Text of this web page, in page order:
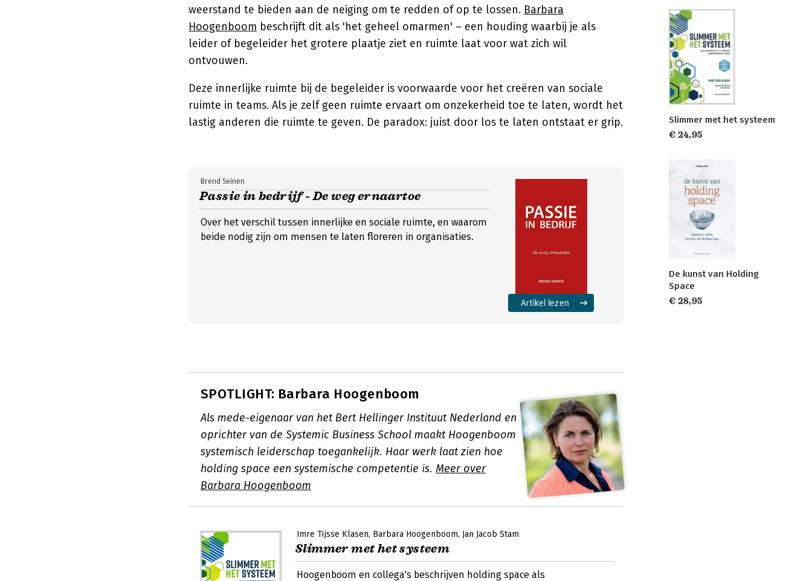
weerstand te bieden aan de neiging om te redden of op te lossen. Barbara
Hoogenboom beschrijft dit als 'het geheel omarmen' – een houding waarbij je als
leider of begeleider het grotere plaatje ziet en ruimte laat voor wat zich wil
ontvouwen.
Deze innerlijke ruimte bij de begeleider is voorwaarde voor het creëren van sociale
ruimte in teams. Als je zelf geen ruimte ervaart om onzekerheid toe te laten, wordt het
lastig anderen die ruimte te geven. De paradox: juist door los te laten ontstaat er grip.
Passie in bedrijf - De weg ernaartoe
Brend Seinen
Over het verschil tussen innerlijke en sociale ruimte, en waarom
beide nodig zijn om mensen te laten floreren in organisaties.
Artikel lezen
SPOTLIGHT: Barbara Hoogenboom
Als mede-eigenaar van het Bert Hellinger Instituut Nederland en
oprichter van de Systemic Business School maakt Hoogenboom
systemisch leiderschap toegankelijk. Haar werk laat zien hoe
holding space een systemische competentie is. Meer over
Barbara Hoogenboom
Imre Tijsse Klasen Barbara Hoogenboom Jan Jacob Stam
Slimmer met het systeem
Hoogenboom en collega's beschrijven holding space als
Slimmer met het systeem
€ 24,95
De kunst van Holding
Space
€ 28,95